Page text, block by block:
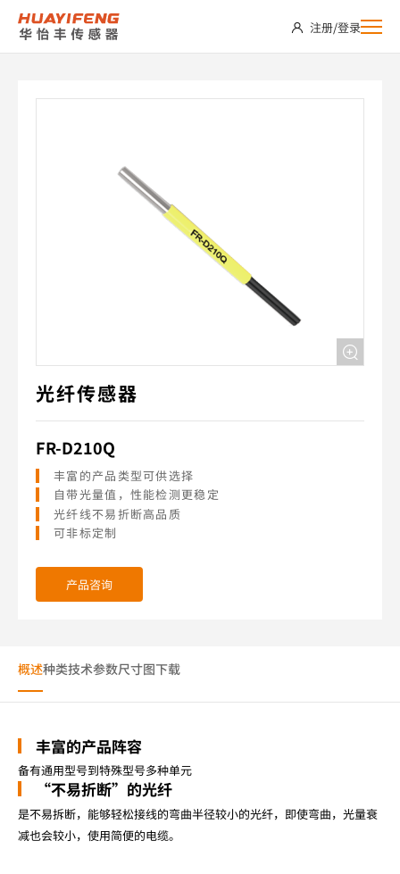
FR-
D210Q
注册/登录
光纤传感器
FR-D210Q
丰富的产品类型可供选择
自带光量值，性能检测更稳定
光纤线不易折断高品质
可非标定制
产品咨询
概述种类技术参数尺寸图下载
丰富的产品阵容
备有通用型号到特殊型号多种单元
“不易折断”的光纤
是不易拆断，能够轻松接线的弯曲半径较小的光纤，即使弯曲，光量衰
减也会较小，使用简便的电缆。